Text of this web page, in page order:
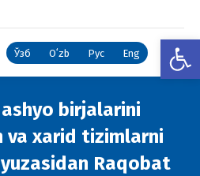
Ўзб Oʻzb Рус Eng
birjalarini
va xarid tizimlarni
Raqobat